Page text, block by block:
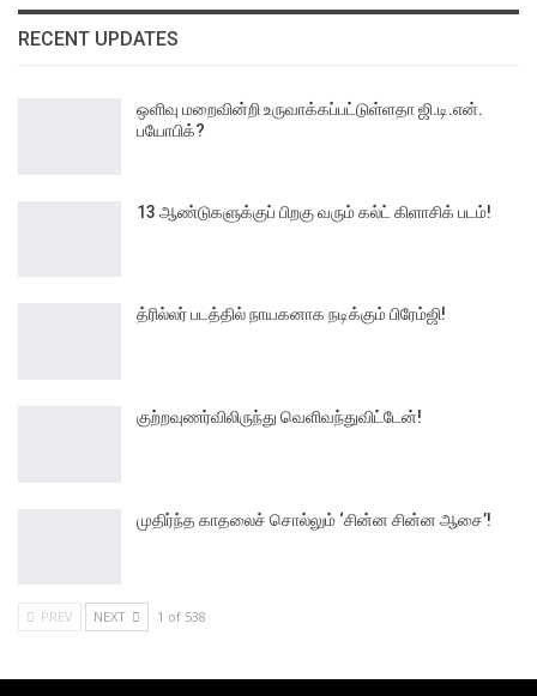
RECENT UPDATES
ஒளிவு மறைவின்றி உருவாக்கப்பட்டுள்ளதா ஜி.டி.என்.
பயோபிக்?
13 ஆண்டுகளுக்குப் பிறகு வரும் கல்ட் கிளாசிக் படம்!
த்ரில்லர் படத்தில் நாயகனாக நடிக்கும் பிரேம்ஜி!
குற்றவுணர்விலிருந்து வெளிவந்துவிட்டேன்!
முதிர்ந்த காதலைச் சொல்லும் ‘சின்ன சின்ன ஆசை’!
PREV NEXT 1 of 538